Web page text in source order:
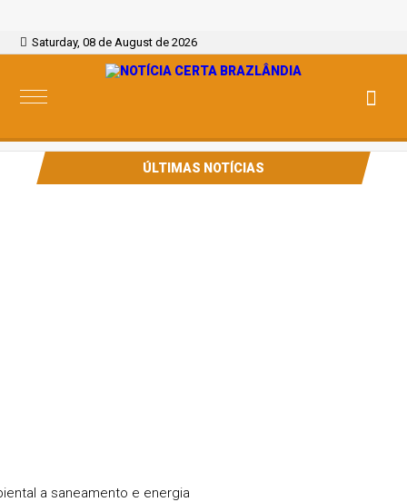
Saturday, 08 de August de 2026
ÚLTIMAS NOTÍCIAS
Cetrel leva gestão ambiental a saneamento e energia